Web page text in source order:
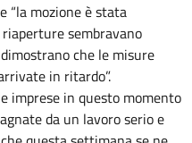
“la mozione è stata
sembravano
che le misure
in ritardo”.
imprese in questo momento
da un lavoro serio e